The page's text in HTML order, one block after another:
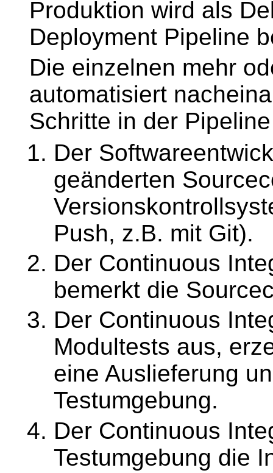
Produktion wird als
Deployment Pipeline
Die einzelnen mehr
automatisiert
Schritte in der
Der
geänderten
Push, z.B. mit Git).
Der Continuous
bemerkt die
Der Continuous
Modultests aus,
eine Auslieferung
Testumgebung.
Der Continuous
Testumgebung die